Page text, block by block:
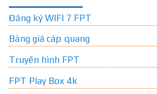
Đăng ký WIFI 7 FPT
Bảng giá cáp quang
Truyền hình FPT
FPT Play Box 4k